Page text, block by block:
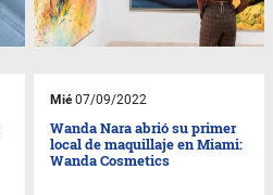
Mié07/09/2022
Wanda Nara abrió su primer
local de maquillaje en Miami:
Wanda Cosmetics